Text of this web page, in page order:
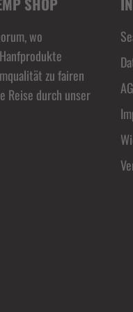
wo
zu fairen
Reise durch unser